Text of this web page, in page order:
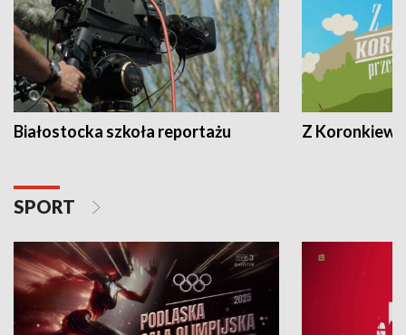
Białostocka szkoła reportażu Z
SPORT